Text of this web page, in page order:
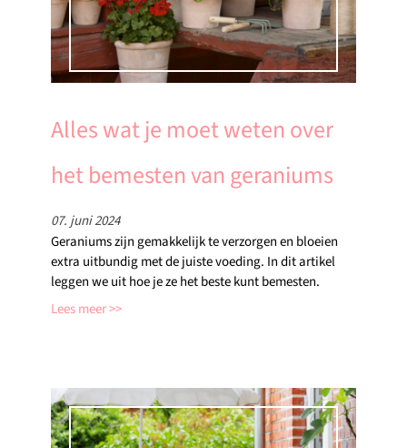
Alles wat je moet weten over
het bemesten van geraniums
07. juni 2024
Geraniums zijn gemakkelijk te verzorgen en bloeien
extra uitbundig met de juiste voeding. In dit artikel
leggen we uit hoe je ze het beste kunt bemesten.
Lees meer